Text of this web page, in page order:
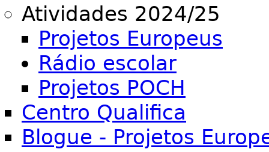
Atividades 2024/25
Projetos Europeus
Rádio escolar
Projetos POCH
Centro Qualifica
Blogue - Projetos